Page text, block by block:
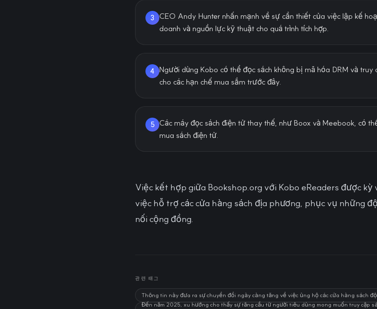
3
CEO Andy Hunter nhấn mạnh về sự cần thiết của việc lập kế
doanh và nguồn lực kỹ thuật cho quá trình tích hợp.
4 Người dùng Kobo có thể đọc sách không bị mã hóa DRM và
cho các hạn chế mua sắm trước đây.
5
Các máy đọc sách điện tử thay thế, như Boox và Meebook, có
mua sách điện tử.
Việc kết hợp giữa Bookshop.org với Kobo eReaders được
việc hỗ trợ các cửa hàng sách địa phương, phục vụ những
nối cộng đồng.
관련 태그
Thông tin này đưa ra sự chuyển đổi ngày càng tăng về việc ủng hộ các cửa hàng sách
Đến năm 2025, xu hướng cho thấy sự tăng cầu từ người tiêu dùng mong muốn truy cập